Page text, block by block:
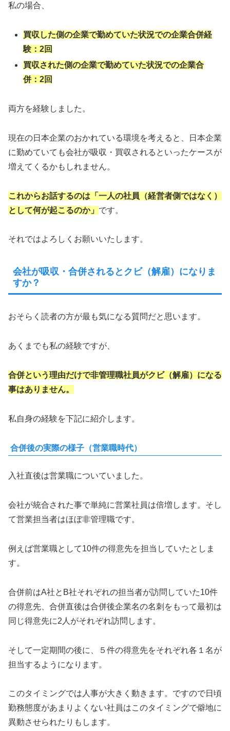
私の場合、
買収した側の企業で勤めていた状況での企業合併経
験：2回
買収された側の企業で勤めていた状況での企業合
併：2回
両方を経験しました。
現在の日本企業のおかれている環境を考えると、日本企業
に勤めていても会社が吸収・買収されるといったケースが
増えてくるかもしれません。
これからお話するのは「一人の社員（経営者側ではなく）
として何が起こるのか」 です。
それではよろしくお願いいたします。
会社が吸収・合併されるとクビ（解雇）になりま
すか？
おそらく読者の方が最も気になる質問だと思います。
あくまでも私の経験ですが、
合併という理由だけで非管理職社員がクビ（解雇）になる
事はありません。
私自身の経験を下記に紹介します。
合併後の実際の様子（営業職時代）
入社直後は営業職についていました。
会社が統合された事で単純に営業社員は倍増します。そし
て営業担当者はほぼ非管理職です。
例えば営業職として10件の得意先を担当していたとしま
す。
合併前はA社とB社それぞれの担当者が訪問していた10件
の得意先、合併直後は合併後企業名の名刺をもって最初は
同じ得意先に2人がそれぞれ訪問します。
そして一定期間の後に、５件の得意先をそれぞれ各１名が
担当するようになります。
このタイミングでは人事が大きく動きます。ですので日頃
勤務態度があまりよくない社員はこのタイミングで僻地に
異動させられたりもします。